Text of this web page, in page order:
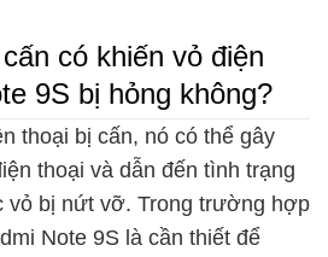
có khiến vỏ điện
9S bị hỏng không?
thoại bị cấn, nó có thể gây
thoại và dẫn đến tình trạng
vỏ bị nứt vỡ. Trong trường hợp
Note 9S là cần thiết để